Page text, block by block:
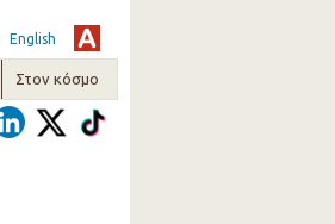
English
Στον κόσμο